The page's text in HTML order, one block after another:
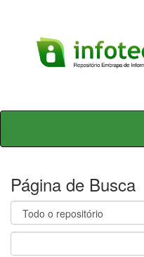
Skip
Página de Busca